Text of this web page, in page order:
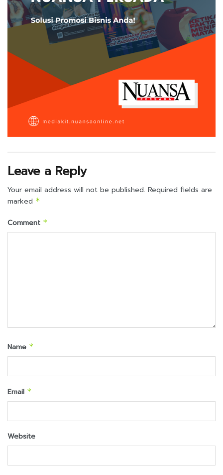
Leave a Reply
Your email address will not be published. Required fields are
marked *
Comment *
Name *
Email *
Website